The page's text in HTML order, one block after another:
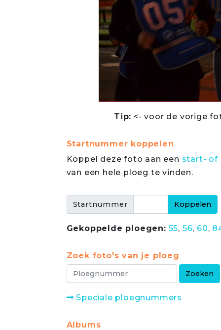
Tip: <- voor de vorige
Startnummer koppelen
Koppel deze foto aan een start- of
van een hele ploeg te vinden.
Startnummer
Gekoppelde ploegen: 55, 56, 60,
Zoek foto's van je ploeg
Speciale ploegnummers
Albums